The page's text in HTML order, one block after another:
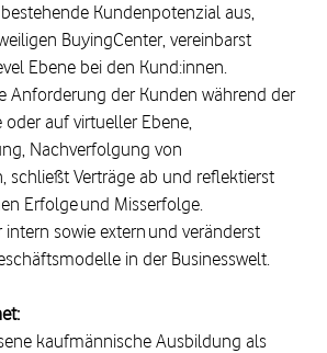
Kundenpotenzial aus,
BuyingCenter, vereinbarst
Ebene bei den Kund:innen.
Anforderung der Kunden während der
oder auf virtueller Ebene,
Nachverfolgung von
schließt Verträge ab und reflektierst
Erfolge und Misserfolge.
sowie extern und veränderst
in der Businesswelt.
kaufmännische Ausbildung als